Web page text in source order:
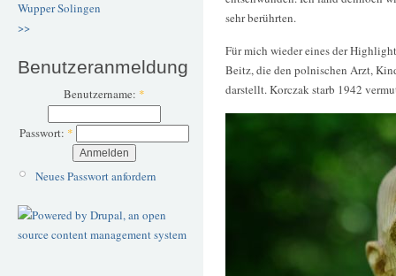
WupperSolingen
>>
Benutzeranmeldung
Benutzername: *
Passwort: *
Neues Passwort anfordern
sehr berührten.
Für mich wieder eines der
Beitz, die den polnischen Arzt,
darstellt. Korczak starb 1942